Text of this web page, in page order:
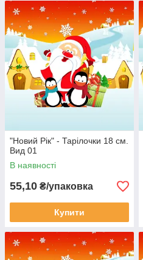
"Новий Рік" - Тарілочки 18 см.
Вид 01
В наявності
55,10 ₴/упаковка
Купити